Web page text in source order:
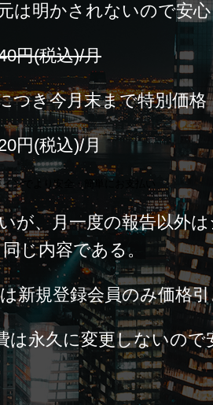
は明かされないので安心
円(税込)/月
つき今月末まで特別価格
円(税込)/月
が、月一度の報告以外
じ内容である。
新規登録会員のみ価格
は永久に変更しないので